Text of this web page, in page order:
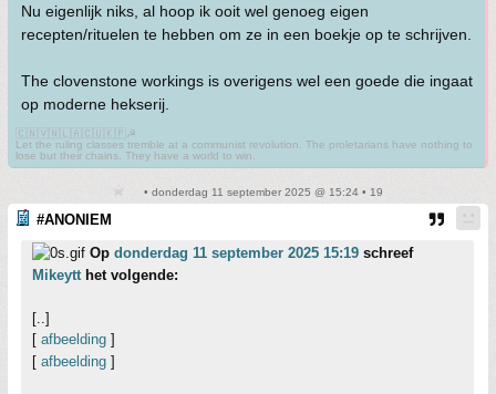
Nu eigenlijk niks, al hoop ik ooit wel genoeg eigen
recepten/rituelen te hebben om ze in een boekje op te schrijven.
The clovenstone workings is overigens wel een goede die ingaat
op moderne hekserij.
🇨🇳🇻🇳🇱🇦🇨🇺🇰🇵☭
Let the ruling classes tremble at a communist revolution. The proletarians have nothing to
lose but their chains. They have a world to win.
• donderdag 11 september 2025 @ 15:24 • 19
#ANONIEM
Op donderdag 11 september 2025 15:19 schreef
Mikeytt het volgende:
[..]
[ afbeelding ]
[ afbeelding ]